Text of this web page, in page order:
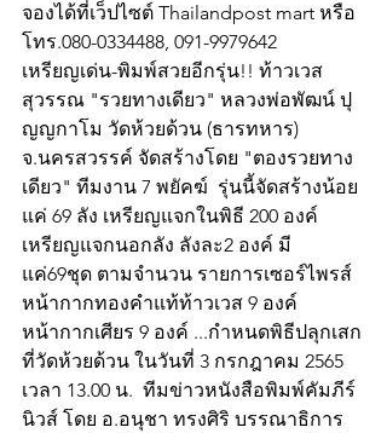
จองได้ที่เว็ปไซต์ Thailandpost mart หรือ
โทร.080-0334488, 091-9979642
เหรียญเด่น-พิมพ์สวยอีกรุ่น!! ท้าวเวส
สุวรรณ "รวยทางเดียว" หลวงพ่อพัฒน์ ปุ
ญญกาโม วัดห้วยด้วน (ธารทหาร)
จ.นครสวรรค์ จัดสร้างโดย "ตองรวยทาง
เดียว" ทีมงาน 7 พยัคฆ์  รุ่นนี้จัดสร้างน้อย
แค่ 69 ลัง เหรียญแจกในพิธี 200 องค์
เหรียญแจกนอกลัง ลังละ2 องค์ มี
แค่69ชุด ตามจำนวน รายการเซอร์ไพรส์
หน้ากากทองคำแท้ท้าวเวส 9 องค์
หน้ากากเศียร 9 องค์ ...กำหนดพิธีปลุกเสก
ที่วัดห้วยด้วน ในวันที่ 3 กรกฎาคม 2565
เวลา 13.00 น.  ทีมข่าวหนังสือพิมพ์คัมภีร์
นิวส์ โดย อ.อนุชา ทรงศิริ บรรณาธิการ